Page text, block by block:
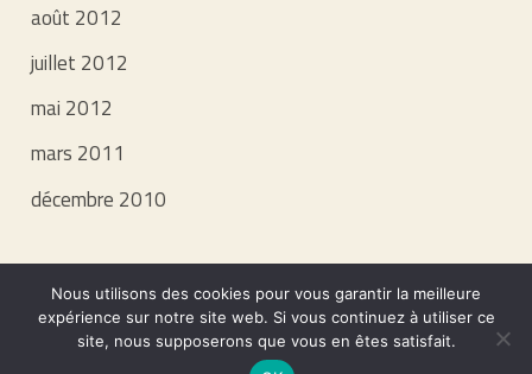
août 2012
juillet 2012
mai 2012
mars 2011
décembre 2010
SCIC ENR BOIS & ÉNERGIE PAYS DE RANCE © TOUS DROITS RÉSERVÉS •
MENTIONS LÉGALES•POLITIQUE DE CONFIDENTIALITÉ
Nous utilisons des cookies pour vous garantir la meilleure
expérience sur notre site web. Si vous continuez à utiliser ce
site, nous supposerons que vous en êtes satisfait.